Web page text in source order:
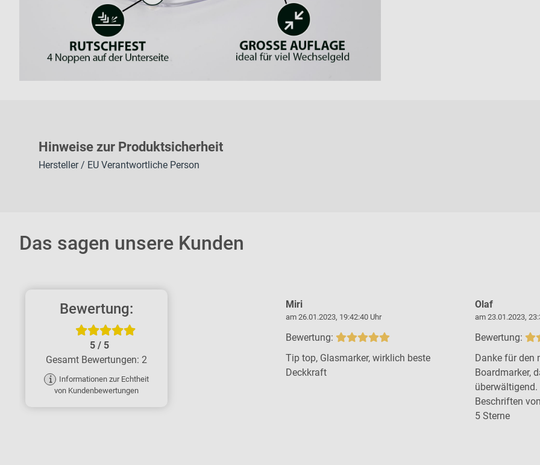
Hinweise zur Produktsicherheit
Hersteller / EU Verantwortliche Person
Das sagen unsere Kunden
Bewertung:
5 / 5
Gesamt Bewertungen: 2
Informationen zur Echtheit
von Kundenbewertungen
Miri
am 26.01.2023, 19:42:40 Uhr
Bewertung:
Tip top, Glasmarker, wirklich beste
Deckkraft
Olaf
am 23.01.2023,
Bewertung:
Danke für den
Boardmarker,
Beschriften
5 Sterne